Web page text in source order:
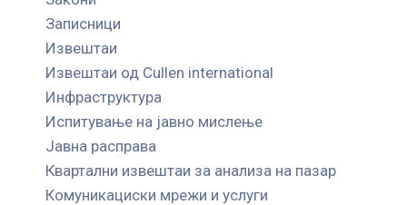
Записници
Извештаи
Извештаи од Cullen international
Инфраструктура
Испитување на јавно мислење
Јавна расправа
Квартални извештаи за анализа на пазар
Комуникациски мрежи и услуги